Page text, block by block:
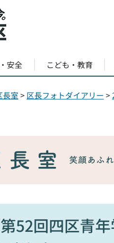
安全 こども・教育
長室 > 区長フォトダイアリー >
52回四区青